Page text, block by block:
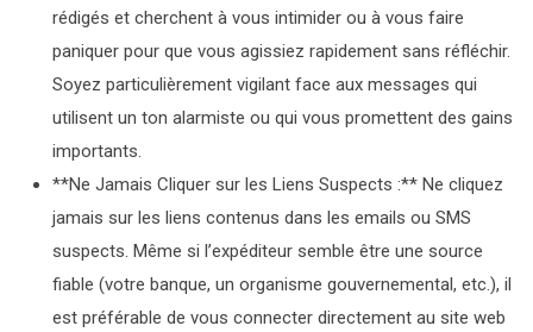
rédigés et cherchent à vous intimider ou à vous faire
paniquer pour que vous agissiez rapidement sans réfléchir.
Soyez particulièrement vigilant face aux messages qui
utilisent un ton alarmiste ou qui vous promettent des gains
importants.
**Ne Jamais Cliquer sur les Liens Suspects :** Ne cliquez
jamais sur les liens contenus dans les emails ou SMS
suspects. Même si l’expéditeur semble être une source
fiable (votre banque, un organisme gouvernemental, etc.), il
est préférable de vous connecter directement au site web